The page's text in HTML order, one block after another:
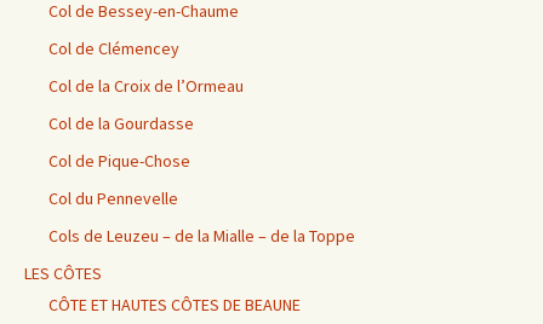
Col de Bessey-en-Chaume
Col de Clémencey
Col de la Croix de l’Ormeau
Col de la Gourdasse
Col de Pique-Chose
Col du Pennevelle
Cols de Leuzeu – de la Mialle – de la Toppe
LES CÔTES
CÔTE ET HAUTES CÔTES DE BEAUNE